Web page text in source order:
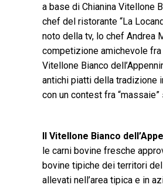
a base di Chianina Vitellone
chef del ristorante “La
noto della tv, lo chef Andrea
competizione amichevole
Vitellone Bianco
antichi piatti della tradizione
con un contest fra “massaie”
Il Vitellone Bianco
le carni bovine fresche
bovine tipiche dei territori
allevati nell’area tipica e in